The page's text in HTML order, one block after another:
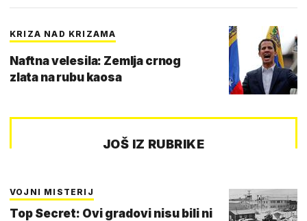
KRIZA NAD KRIZAMA
Naftna velesila: Zemlja crnog
zlata na rubu kaosa
JOŠ IZ RUBRIKE
VOJNI MISTERIJ
Top Secret: Ovi gradovi nisu bili ni